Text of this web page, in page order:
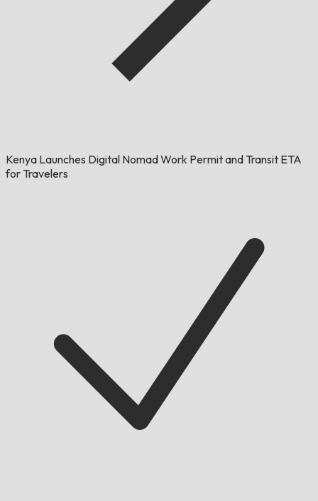
Kenya Launches Digital Nomad Work Permit and Transit ETA
for Travelers